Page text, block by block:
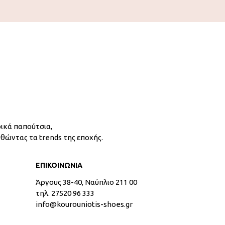
παπούτσια,
τα trends της εποχής.
ΕΠΙΚΟΙΝΩΝΙΑ
Άργους 38-40, Ναύπλιο 211 00
τηλ. 27520 96 333
info@kourouniotis-shoes.gr